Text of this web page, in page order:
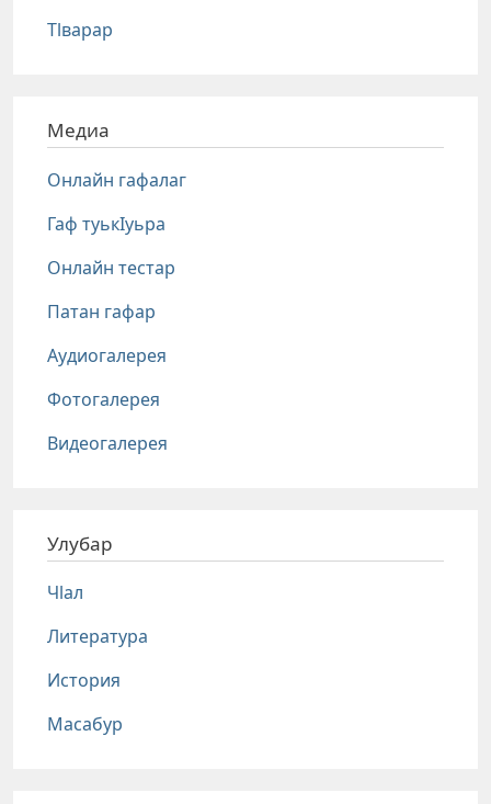
Тlварар
Медиа
Онлайн гафалаг
Гаф туькIуьра
Онлайн тестар
Патан гафар
Аудиогалерея
Фотогалерея
Видеогалерея
Улубар
Чlал
Литература
История
Масабур